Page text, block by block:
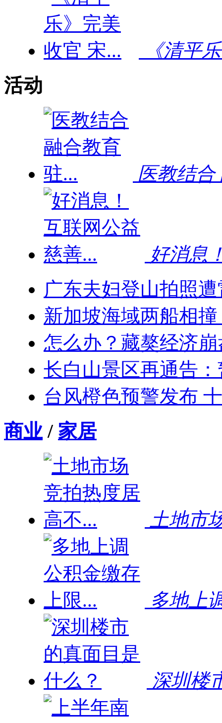
《清平
活动
医教结合
好消息
广东夫妇登山拍照
新加坡海域两船相
怎么办？藏獒经济
长白山景区再通告
台风橙色预警发布
商业 / 家居
土地市
多地上
深圳楼